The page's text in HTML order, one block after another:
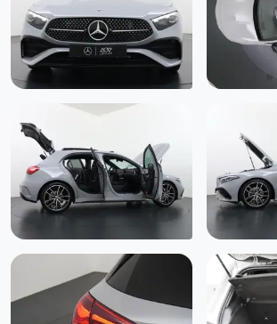
en voorpassagier (U12)
Parkeerpakket inclusief 360°-camera (P47)
Parkeerpakket met achteruitrijcamera (P44)
Passagiersairbag
Premium Plus pakket (PSQ)
PROGRESSIVE exterieur (P59)
Ruitenwissers met regensensor (345)
Sfeerverlichting in 64 kleuren (877)
Side-skirts
Sierelementen in licht aluminium (H44)
Smartphone integratiepakket (14U)
Snelheidslimietassistent (504)
Snelheidsregelaar Tempomat (440)